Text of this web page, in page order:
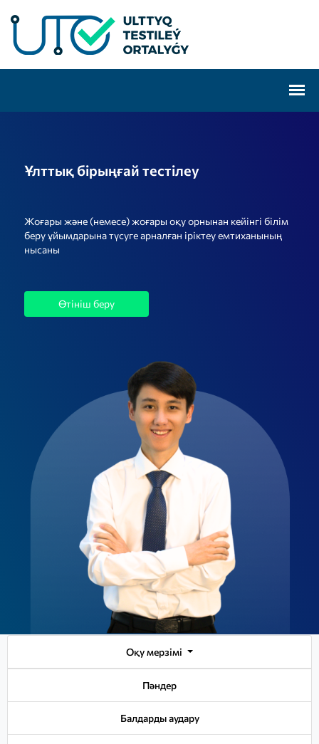
Ұлттық бірыңғай тестілеу
Жоғары және (немесе) жоғары оқу орнынан кейінгі білім
беру ұйымдарына түсуге арналған іріктеу емтиханының
нысаны
Өтініш беру
Оқу мерзімі
Пәндер
Балдарды аудару